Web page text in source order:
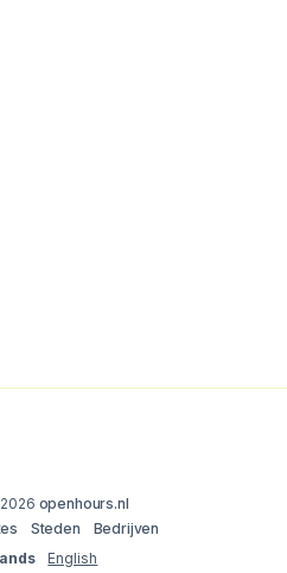
openhours.nl
Steden
Bedrijven
English